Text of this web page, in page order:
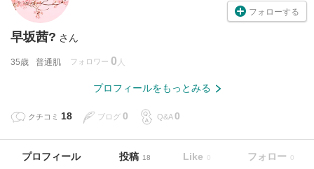
フォローする
早坂茜? さん
35歳 普通肌 フォロワー 0
プロフィールをもっとみる
クチコミ 18 ブログ 0 Q&A 0
プロフィール 投稿 18 Like 0 フォロー 0